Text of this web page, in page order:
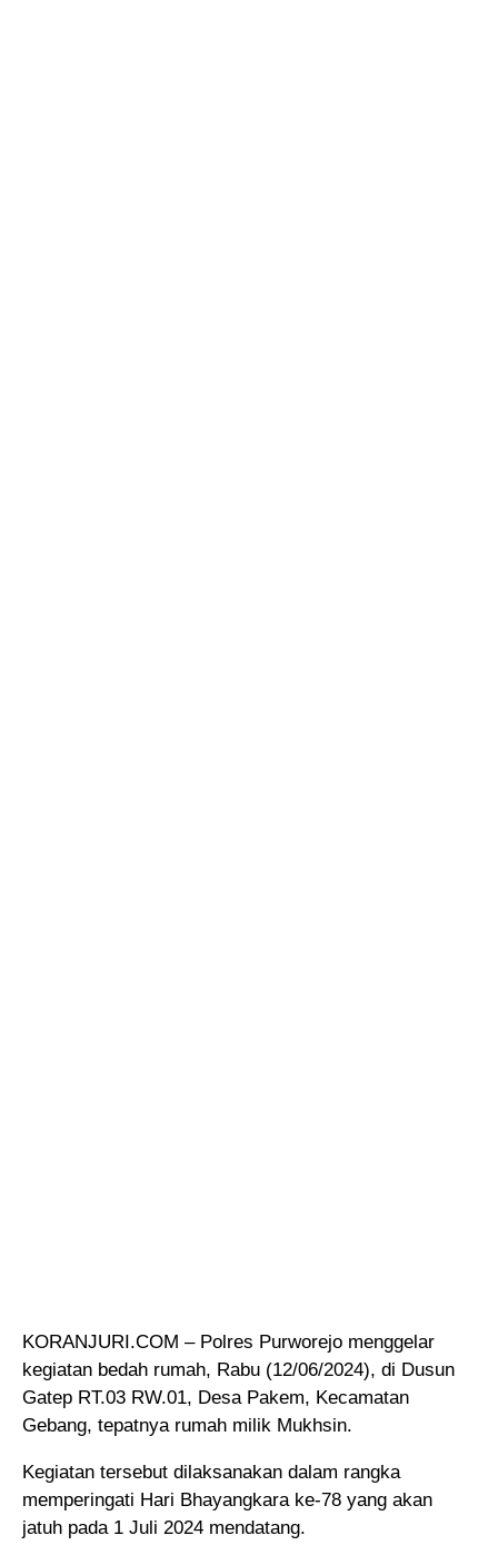
KORANJURI.COM – Polres Purworejo menggelar
kegiatan bedah rumah, Rabu (12/06/2024), di Dusun
Gatep RT.03 RW.01, Desa Pakem, Kecamatan
Gebang, tepatnya rumah milik Mukhsin.
Kegiatan tersebut dilaksanakan dalam rangka
memperingati Hari Bhayangkara ke-78 yang akan
jatuh pada 1 Juli 2024 mendatang.